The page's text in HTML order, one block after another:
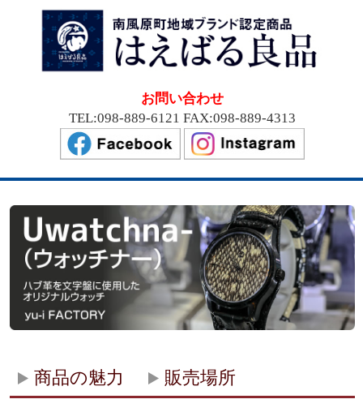
お問い合わせ
TEL:098-889-6121 FAX:098-889-4313
商品の魅力 販売場所